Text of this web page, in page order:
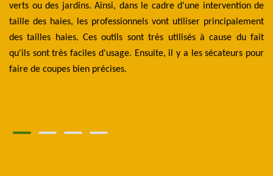
verts ou des jardins. Ainsi, dans le cadre d'une intervention de
taille des haies, les professionnels vont utiliser principalement
des tailles haies. Ces outils sont très utilisés à cause du fait
qu'ils sont très faciles d'usage. Ensuite, il y a les sécateurs pour
faire de coupes bien précises.